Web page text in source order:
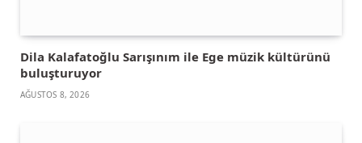
Dila Kalafatoğlu Sarışınım ile Ege müzik kültürünü
buluşturuyor
AĞUSTOS 8, 2026